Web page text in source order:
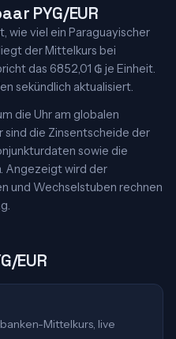
PYG/EUR
wie viel ein Paraguayischer
der Mittelkurs bei
das 6852,01 ₲ je Einheit.
sekündlich aktualisiert.
die Uhr am globalen
die Zinsentscheide der
sowie die
Angezeigt wird der
und Wechselstuben rechnen
EUR
Mittelkurs, live